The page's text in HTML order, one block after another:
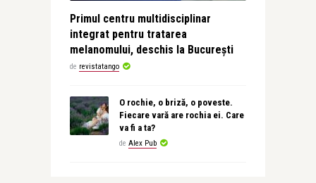
Primul centru multidisciplinar
integrat pentru tratarea
melanomului, deschis la București
de revistatango
O rochie, o briză, o poveste.
Fiecare vară are rochia ei. Care
va fi a ta?
de Alex Pub